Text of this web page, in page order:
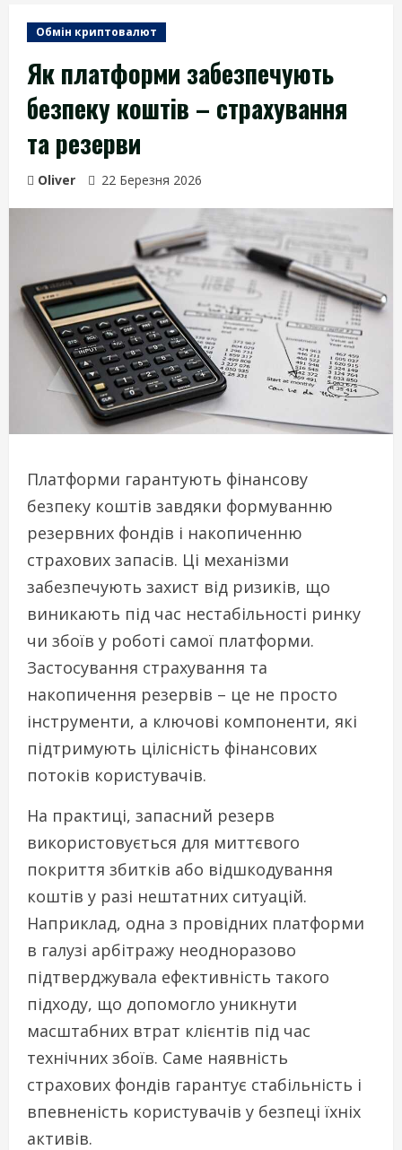
Обмін криптовалют
Як платформи забезпечують
безпеку коштів – страхування
та резерви
Oliver 22 Березня 2026
Платформи гарантують фінансову
безпеку коштів завдяки формуванню
резервних фондів і накопиченню
страхових запасів. Ці механізми
забезпечують захист від ризиків, що
виникають під час нестабільності ринку
чи збоїв у роботі самої платформи.
Застосування страхування та
накопичення резервів – це не просто
інструменти, а ключові компоненти, які
підтримують цілісність фінансових
потоків користувачів.
На практиці, запасний резерв
використовується для миттєвого
покриття збитків або відшкодування
коштів у разі нештатних ситуацій.
Наприклад, одна з провідних платформи
в галузі арбітражу неодноразово
підтверджувала ефективність такого
підходу, що допомогло уникнути
масштабних втрат клієнтів під час
технічних збоїв. Саме наявність
страхових фондів гарантує стабільність і
впевненість користувачів у безпеці їхніх
активів.